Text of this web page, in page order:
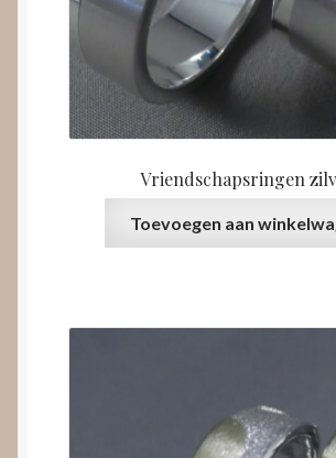
Vriendschapsringen
Toevoegen aan